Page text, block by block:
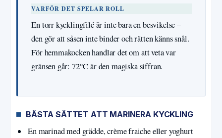
VARFÖR DET SPELAR ROLL
En torr kycklingfilé är inte bara en besvikelse –
den gör att såsen inte binder och rätten känns snål.
För hemmakocken handlar det om att veta var
gränsen går: 72°C är den magiska siffran.
BÄSTA SÄTTET ATT MARINERA KYCKLING
En marinad med grädde, crème fraiche eller yoghurt